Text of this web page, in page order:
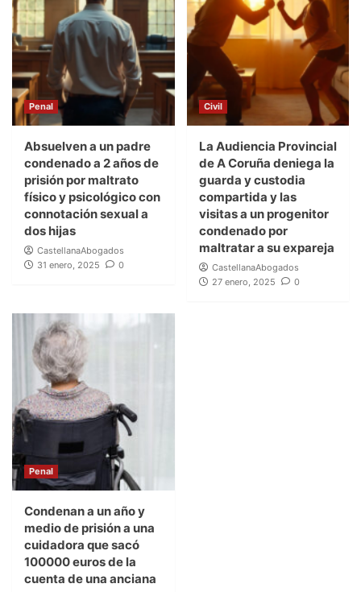
Penal
Absuelven a un padre
condenado a 2 años de
prisión por maltrato
físico y psicológico con
connotación sexual a
dos hijas
CastellanaAbogados
31 enero, 2025
0
Civil
La Audiencia Provincial
de A Coruña deniega la
guarda y custodia
compartida y las
visitas a un progenitor
condenado por
maltratar a su expareja
CastellanaAbogados
27 enero, 2025
0
Penal
Condenan a un año y
medio de prisión a una
cuidadora que sacó
100000 euros de la
cuenta de una anciana